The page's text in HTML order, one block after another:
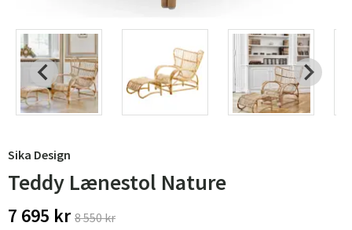
Sika Design
Teddy Lænestol Nature
7 695 kr 8 550 kr